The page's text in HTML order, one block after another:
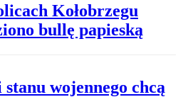
Kołobrzegu
bullę papieską
stanu wojennego chcą